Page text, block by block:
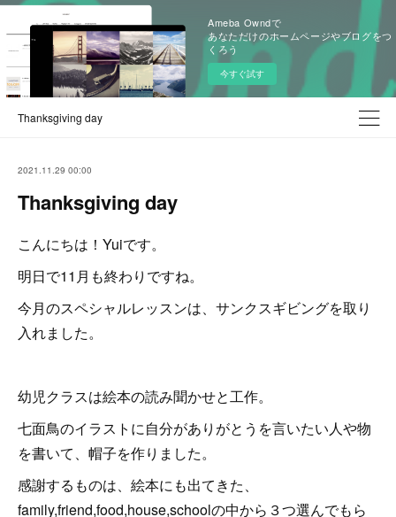
Ameba Owndで
あなただけのホームページやブログをつ
くろう
今すぐ試す
Thanksgiving day
2021.11.29 00:00
Thanksgiving day
こんにちは！Yuiです。
明日で11月も終わりですね。
今月のスペシャルレッスンは、サンクスギビングを取り
入れました。
幼児クラスは絵本の読み聞かせと工作。
七面鳥のイラストに自分がありがとうを言いたい人や物
を書いて、帽子を作りました。
感謝するものは、絵本にも出てきた、
family,friend,food,house,schoolの中から３つ選んでもら